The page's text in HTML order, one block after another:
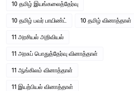
10 தமிழ் இயங்கலைத்தேர்வு
10 தமிழ் பவர் பாயிண்ட் 10 தமிழ் வினாத்தாள்
11 அரசியல் அறிவியல்
11 அரசுப் பொதுத்தேர்வு வினாத்தாள்
11 ஆங்கிலம் வினாத்தாள்
11 இயற்பியல் வினாத்தாள்